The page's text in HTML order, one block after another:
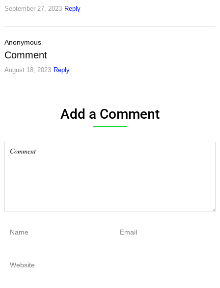
September 27, 2023 Reply
Anonymous
Comment
August 18, 2023 Reply
Add a Comment